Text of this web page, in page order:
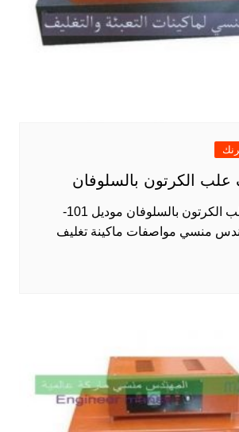
علب الكرتون بالسلوفان
ماكينة تغليف علب الكرتون بالسلوفان موديل 101-
مهندس منسي مواصفات ماكينة تغليف